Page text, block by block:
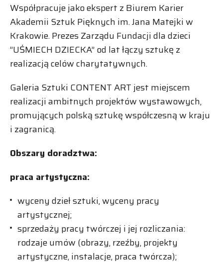
Współpracuje jako ekspert z Biurem Karier
Akademii Sztuk Pięknych im. Jana Matejki w
Krakowie. Prezes Zarządu Fundacji dla dzieci
”UŚMIECH DZIECKA” od lat łączy sztukę z
realizacją celów charytatywnych.
Galeria Sztuki CONTENT ART jest miejscem
realizacji ambitnych projektów wystawowych,
promujących polską sztukę współczesną w kraju
i zagranicą.
Obszary doradztwa:
praca artystyczna:
wyceny dzieł sztuki, wyceny pracy
artystycznej;
sprzedaży pracy twórczej i jej rozliczania:
rodzaje umów (obrazy, rzeźby, projekty
artystyczne, instalacje, praca twórcza);